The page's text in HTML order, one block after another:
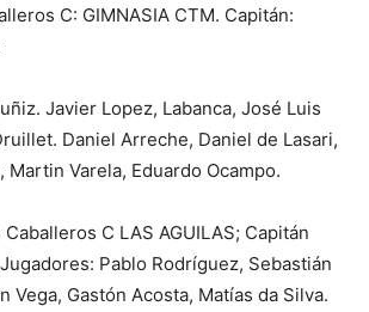
C: GIMNASIA CTM. Capitán:
Javier Lopez, Labanca, José Luis
Daniel Arreche, Daniel de Lasari,
Martin Varela, Eduardo Ocampo.
C LAS AGUILAS; Capitán
Pablo Rodríguez, Sebastián
Vega, Gastón Acosta, Matías da Silva.